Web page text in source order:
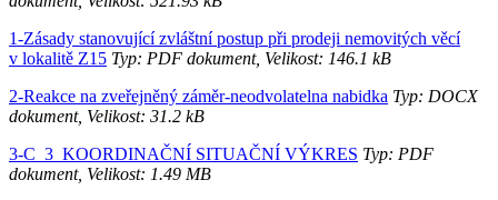
1-Zásady stanovující zvláštní postup při prodeji nemovitých věcí
v lokalitě Z15 Typ: PDF dokument, Velikost: 146.1 kB
2-Reakce na zveřejněný záměr-neodvolatelna nabidka Typ: DOCX
dokument, Velikost: 31.2 kB
3-C_3_KOORDINAČNÍ SITUAČNÍ VÝKRES Typ: PDF
dokument, Velikost: 1.49 MB